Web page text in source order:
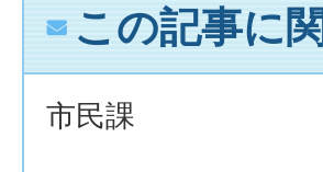
この記事に
市民課